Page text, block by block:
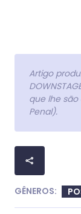
Artigo
que lhe são
Penal).
GÊNEROS: